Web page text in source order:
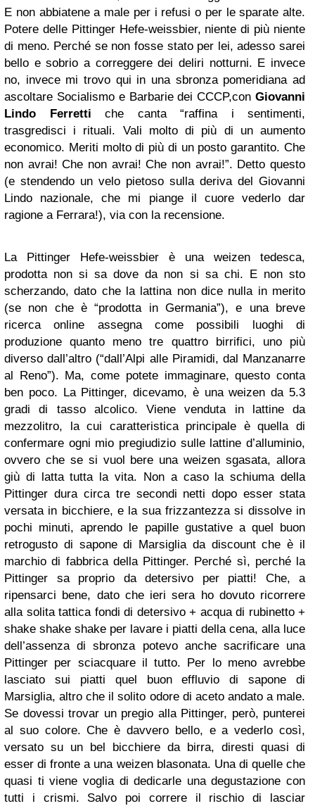
E non abbiatene a male per i refusi o per le sparate alte.
Potere delle Pittinger Hefe-weissbier, niente di più niente
di meno. Perché se non fosse stato per lei, adesso sarei
bello e sobrio a correggere dei deliri notturni. E invece
no, invece mi trovo qui in una sbronza pomeridiana ad
ascoltare Socialismo e Barbarie dei CCCP,con Giovanni
Lindo Ferretti che canta “raffina i sentimenti,
trasgredisci i rituali. Vali molto di più di un aumento
economico. Meriti molto di più di un posto garantito. Che
non avrai! Che non avrai! Che non avrai!”. Detto questo
(e stendendo un velo pietoso sulla deriva del Giovanni
Lindo nazionale, che mi piange il cuore vederlo dar
ragione a Ferrara!), via con la recensione.
La Pittinger Hefe-weissbier è una weizen tedesca,
prodotta non si sa dove da non si sa chi. E non sto
scherzando, dato che la lattina non dice nulla in merito
(se non che è “prodotta in Germania”), e una breve
ricerca online assegna come possibili luoghi di
produzione quanto meno tre quattro birrifici, uno più
diverso dall’altro (“dall’Alpi alle Piramidi, dal Manzanarre
al Reno”). Ma, come potete immaginare, questo conta
ben poco. La Pittinger, dicevamo, è una weizen da 5.3
gradi di tasso alcolico. Viene venduta in lattine da
mezzolitro, la cui caratteristica principale è quella di
confermare ogni mio pregiudizio sulle lattine d’alluminio,
ovvero che se si vuol bere una weizen sgasata, allora
giù di latta tutta la vita. Non a caso la schiuma della
Pittinger dura circa tre secondi netti dopo esser stata
versata in bicchiere, e la sua frizzantezza si dissolve in
pochi minuti, aprendo le papille gustative a quel buon
retrogusto di sapone di Marsiglia da discount che è il
marchio di fabbrica della Pittinger. Perché sì, perché la
Pittinger sa proprio da detersivo per piatti! Che, a
ripensarci bene, dato che ieri sera ho dovuto ricorrere
alla solita tattica fondi di detersivo + acqua di rubinetto +
shake shake shake per lavare i piatti della cena, alla luce
dell’assenza di sbronza potevo anche sacrificare una
Pittinger per sciacquare il tutto. Per lo meno avrebbe
lasciato sui piatti quel buon effluvio di sapone di
Marsiglia, altro che il solito odore di aceto andato a male.
Se dovessi trovar un pregio alla Pittinger, però, punterei
al suo colore. Che è davvero bello, e a vederlo così,
versato su un bel bicchiere da birra, diresti quasi di
esser di fronte a una weizen blasonata. Una di quelle che
quasi ti viene voglia di dedicarle una degustazione con
tutti i crismi. Salvo poi correre il rischio di lasciar